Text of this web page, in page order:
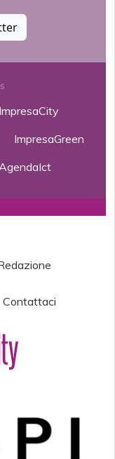
ImpresaCity
ImpresaGreen
AgendaIct
Contattaci